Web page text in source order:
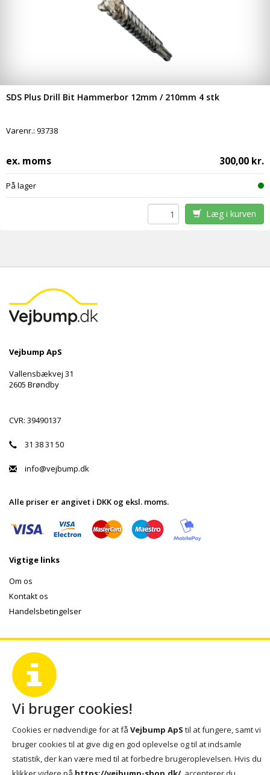
SDS Plus Drill Bit Hammerbor 12mm / 210mm 4 stk
Varenr.: 93738
ex. moms 300,00 kr.
På lager
Læg i kurven
Vejbump ApS
Vallensbækvej 31
2605 Brøndby
CVR: 39490137
31 38 31 50
info@vejbump.dk
Alle priser er angivet i DKK og eksl. moms.
Vigtige links
Om os
Kontakt os
Handelsbetingelser
Vi bruger cookies!
Cookies er nødvendige for at få Vejbump ApS til at fungere, samt vi
bruger cookies til at give dig en god oplevelse og til at indsamle
statistik, der kan være med til at forbedre brugeroplevelsen. Hvis du